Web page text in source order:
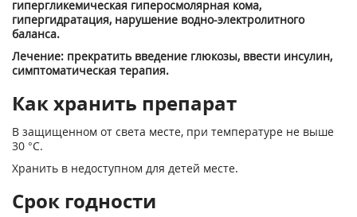
гипергликемическая гиперосмолярная кома,
гипергидратация, нарушение водно-электролитного
баланса.
Лечение: прекратить введение глюкозы, ввести инсулин,
симптоматическая терапия.
Как хранить препарат
В защищенном от света месте, при температуре не выше
30 °С.
Хранить в недоступном для детей месте.
Срок годности